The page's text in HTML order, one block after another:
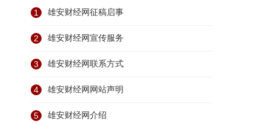
1 雄安财经网征稿启事
2 雄安财经网宣传服务
3 雄安财经网联系方式
4 雄安财经网网站声明
5 雄安财经网介绍